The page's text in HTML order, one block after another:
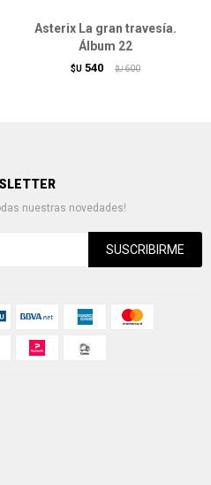
Asterix La gran travesía.
Álbum 22
$U 540 $U 600
nuestras novedades!
SUSCRIBIRME